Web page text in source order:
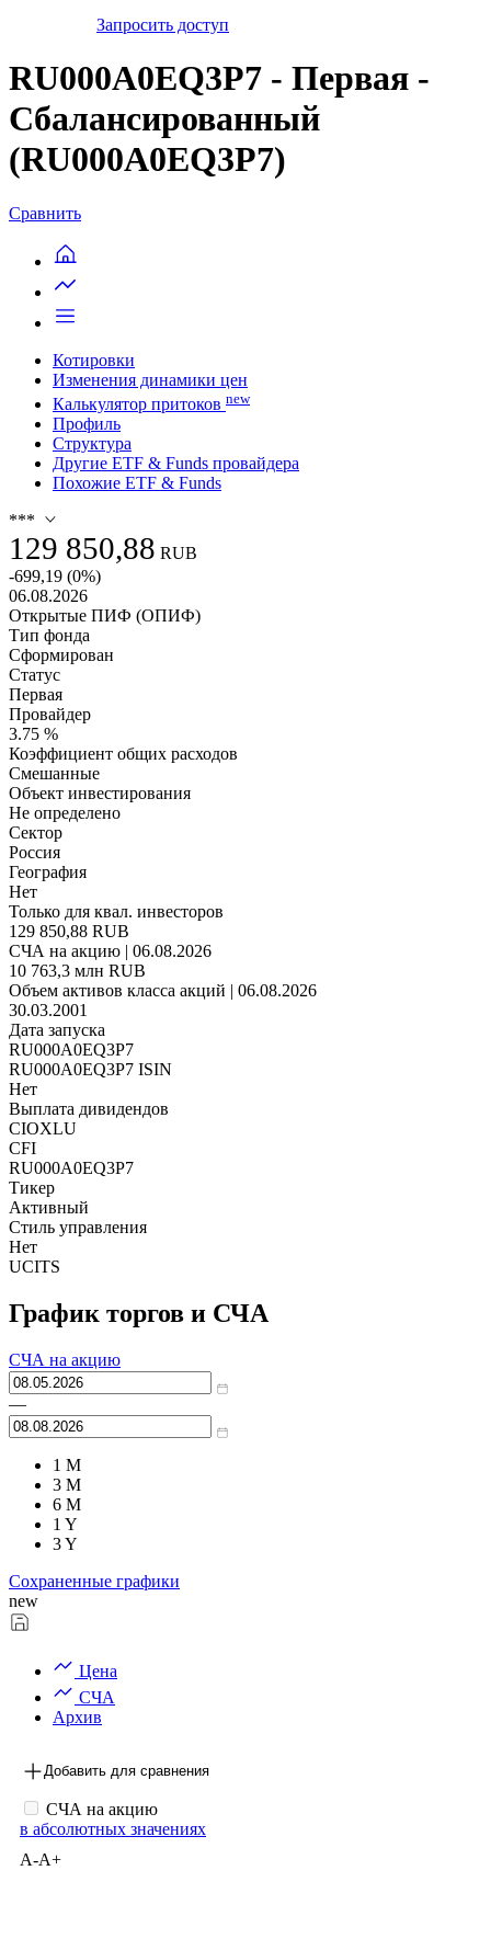
Запросить доступ
RU000A0EQ3P7 - Первая -
Сбалансированный
(RU000A0EQ3P7)
Сравнить
Котировки
Изменения динамики цен
Калькулятор притоков new
Профиль
Структура
Другие ETF & Funds провайдера
Похожие ETF & Funds
***
129 850,88 RUB
-699,19 (0%)
06.08.2026
Открытые ПИФ (ОПИФ)
Тип фонда
Сформирован
Статус
Первая
Провайдер
3.75 %
Коэффициент общих расходов
Смешанные
Объект инвестирования
Не определено
Сектор
Россия
География
Нет
Только для квал. инвесторов
129 850,88 RUB
СЧА на акцию | 06.08.2026
10 763,3 млн RUB
Объем активов класса акций | 06.08.2026
30.03.2001
Дата запуска
RU000A0EQ3P7
RU000A0EQ3P7 ISIN
Нет
Выплата дивидендов
CIOXLU
CFI
RU000A0EQ3P7
Тикер
Активный
Стиль управления
Нет
UCITS
График торгов и СЧА
СЧА на акцию
—
1 M
3 M
6 M
1 Y
3 Y
Сохраненные графики
new
Цена
СЧА
Архив
Добавить для сравнения